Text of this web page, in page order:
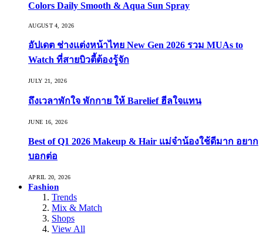
Colors Daily Smooth & Aqua Sun Spray
AUGUST 4, 2026
อัปเดต ช่างแต่งหน้าไทย New Gen 2026 รวม MUAs to
Watch ที่สายบิวตี้ต้องรู้จัก
JULY 21, 2026
ถึงเวลาพักใจ พักกาย ให้ Barelief ฮีลใจแทน
JUNE 16, 2026
Best of Q1 2026 Makeup & Hair แม่จ๋าน้องใช้ดีมาก อยาก
บอกต่อ
APRIL 20, 2026
Fashion
Trends
Mix & Match
Shops
View All